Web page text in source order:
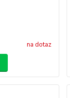
na dotaz